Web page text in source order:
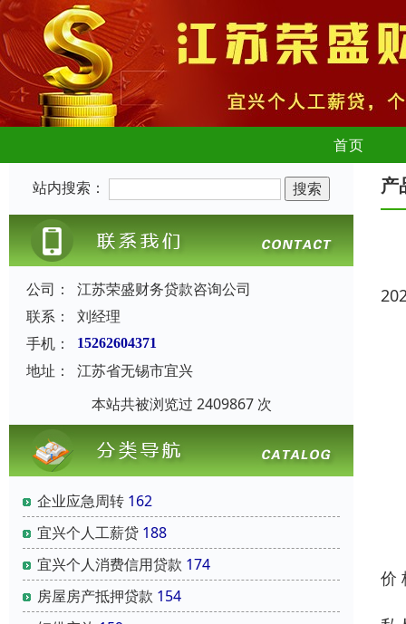
首页
站内搜索：
公司：
江苏荣盛财务贷款咨询公司
联系：
刘经理
手机：
15262604371
地址：
江苏省无锡市宜兴
本站共被浏览过 2409867 次
企业应急周转 162
宜兴个人工薪贷 188
宜兴个人消费信用贷款 174
房屋房产抵押贷款 154
产
价